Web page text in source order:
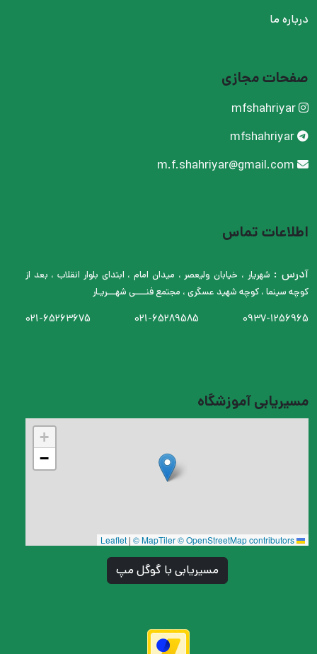
درباره ما
صفحات مجازی
mfshahriyar
mfshahriyar
m.f.shahriyar@gmail.com
اطلاعات تماس
آدرس : شهریار ، خیابان ولیعصر ، میدان امام ، ابتدای بلوار انقلاب ، بعد از
کوچه سینما ، کوچه شهید عسگری ، مجتمع فنــــی شهـــریـار
0937-1256965
021-65289585
021-65263675
مسیریابی آموزشگاه
+
−
| © MapTiler© OpenStreetMap contributors
مسیریابی با گوگل مپ